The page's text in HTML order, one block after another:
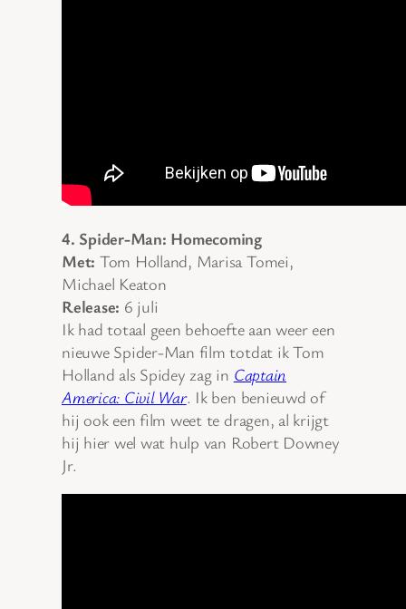
4. Spider-Man: Homecoming
Met: Tom Holland, Marisa Tomei,
Michael Keaton
Release: 6 juli
Ik had totaal geen behoefte aan weer een
nieuwe Spider-Man film totdat ik Tom
Holland als Spidey zag in Captain
America: Civil War. Ik ben benieuwd of
hij ook een film weet te dragen, al krijgt
hij hier wel wat hulp van Robert Downey
Jr.